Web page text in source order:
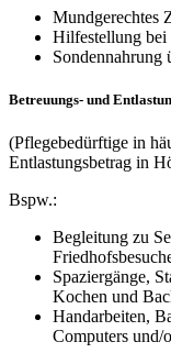
Mundgerechtes
Hilfestellung bei
Sondennahrung
Betreuungs- und
(Pflegebedürftige in
Entlastungsbetrag in
Bspw.:
Begleitung zu
Spaziergänge,
Kochen und
Handarbeiten,
Computers und/